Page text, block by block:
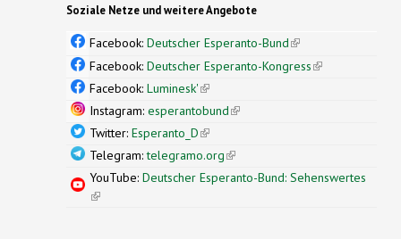
Soziale Netze und weitere Angebote
Facebook: Deutscher Esperanto-Bund(link is
external)
Facebook: Deutscher Esperanto-Kongress(link is
Facebook: Luminesk'(link is external)
Instagram: esperantobund(link is external)
Twitter: Esperanto_D(link is external)
Telegram:telegramo.org(link is external)
YouTube: Deutscher Esperanto-Bund: Sehenswertes
(link is external)